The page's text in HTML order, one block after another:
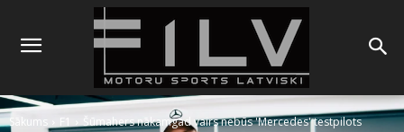
Sākums F1 Šūmahers nākamgad vairs nebūs 'Mercedes' testpilots